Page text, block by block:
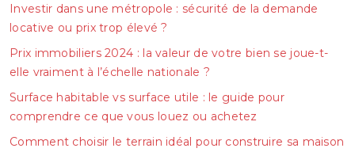
Investir dans une métropole : sécurité de la demande
locative ou prix trop élevé ?
Prix immobiliers 2024 : la valeur de votre bien se joue-t-
elle vraiment à l’échelle nationale ?
Surface habitable vs surface utile : le guide pour
comprendre ce que vous louez ou achetez
Comment choisir le terrain idéal pour construire sa maison